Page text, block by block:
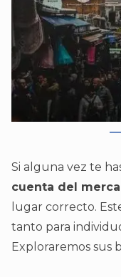
Si alguna vez te
cuenta del
lugar correcto.
tanto para
Exploraremos sus